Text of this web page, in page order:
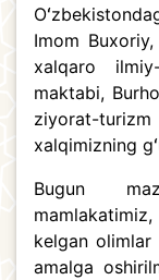
Imom
xalqaro
maktabi,
ziyorat-
xalqimizning
Bugun
kelgan
amalga